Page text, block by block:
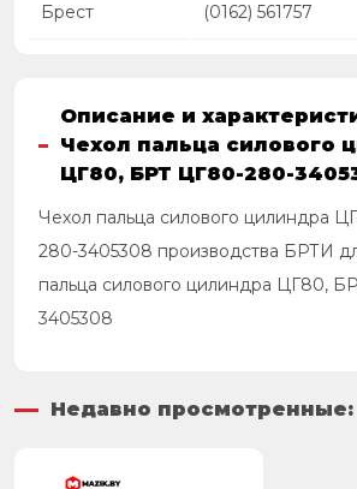
Брест (0162) 561757
Описание и
Чехол пальца силового
ЦГ80, БРТ ЦГ80-280-
Чехол пальца силового цилиндра
280-3405308 производства БРТИ
пальца силового цилиндра ЦГ80,
3405308
Недавно просмотренные: